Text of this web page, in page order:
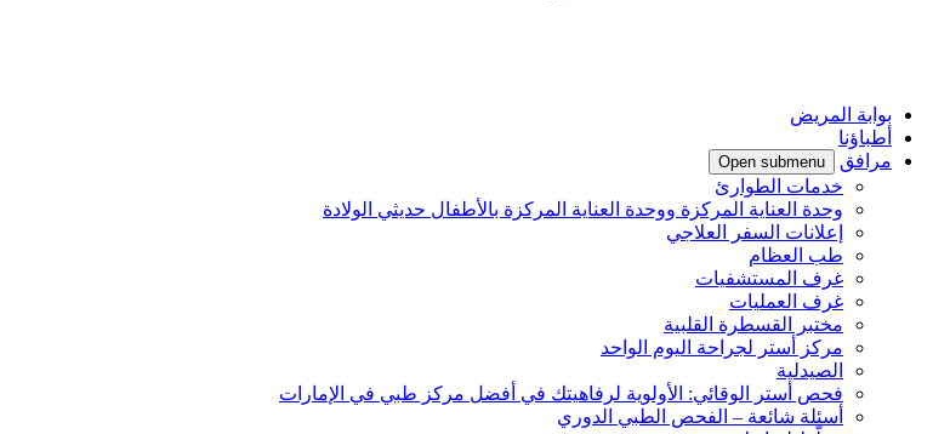
بوابة المريض
أطباؤنا
مرافق
Open submenu
خدمات الطوارئ
وحدة العناية المركزة ووحدة العناية المركزة بالأطفال حديثي الولادة
إعلانات السفر العلاجي
طب العظام
غرف المستشفيات
غرف العمليات
مختبر القسطرة القلبية
مركز أستر لجراحة اليوم الواحد
الصيدلية
فحص أستر الوقائي: الأولوية لرفاهيتك في أفضل مركز طبي في الإمارات
أسئلة شائعة – الفحص الطبي الدوري